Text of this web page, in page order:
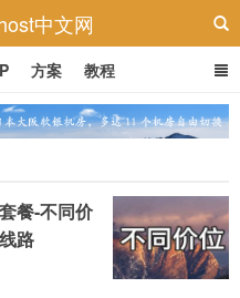
中文网
方案 教程
餐-不同价
路